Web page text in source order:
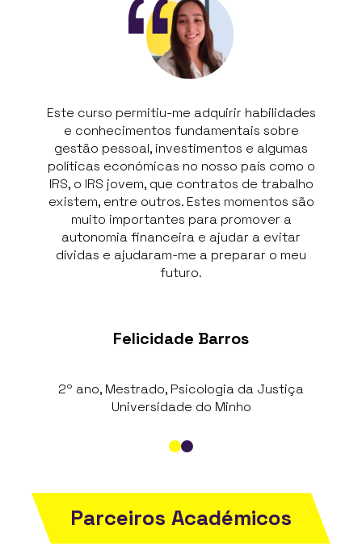
adquirir habilidades
sobre
e algumas
no nosso país como o
contratos de trabalho
Estes momentos são
para promover a
e ajudar a evitar
me a preparar o meu
da Justiça
Recomendo este curso a
As sessões foram todas
Os formadores sabiam
falavam, transmitiam bastante
conhecimentos e
disponíveis a esclarecer as
Estes são temas muito
que não tinha conhecimentos
área.
Computação
Parceiros Académicos